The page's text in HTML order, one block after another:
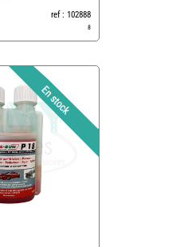
ref : 102888
8